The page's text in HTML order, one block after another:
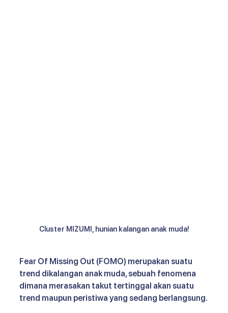
Cluster MIZUMI, hunian kalangan anak muda!
Fear Of Missing Out (FOMO) merupakan suatu
trend dikalangan anak muda, sebuah fenomena
dimana merasakan takut tertinggal akan suatu
trend maupun peristiwa yang sedang berlangsung.